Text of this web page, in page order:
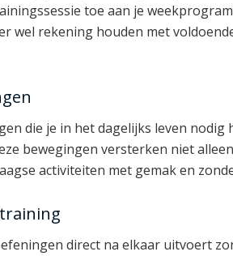
toe aan je
wel rekening houden met
die je in het dagelijks leven nodig
bewegingen versterken niet
activiteiten met gemak en
direct na elkaar uitvoert